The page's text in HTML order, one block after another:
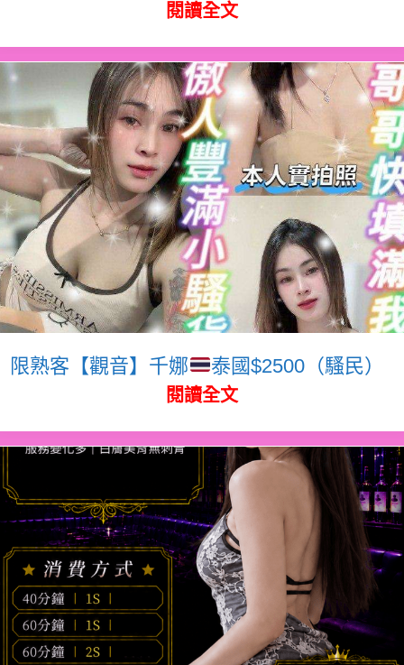
閱讀全文
限熟客【觀音】千娜 泰國$2500（騷民）
閱讀全文